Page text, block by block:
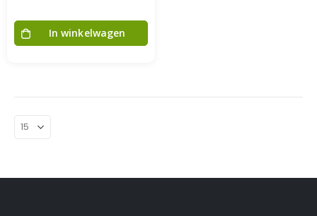
In winkelwagen